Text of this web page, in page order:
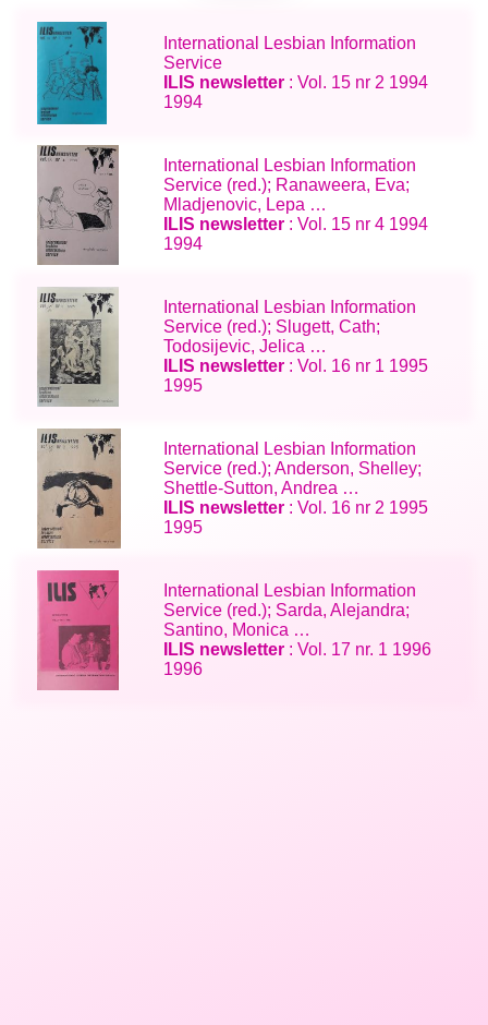
International Lesbian Information
Service
ILIS newsletter : Vol. 15 nr 2 1994
1994
International Lesbian Information
Service (red.); Ranaweera, Eva;
Mladjenovic, Lepa …
ILIS newsletter : Vol. 15 nr 4 1994
1994
International Lesbian Information
Service (red.); Slugett, Cath;
Todosijevic, Jelica …
ILIS newsletter : Vol. 16 nr 1 1995
1995
International Lesbian Information
Service (red.); Anderson, Shelley;
Shettle-Sutton, Andrea …
ILIS newsletter : Vol. 16 nr 2 1995
1995
International Lesbian Information
Service (red.); Sarda, Alejandra;
Santino, Monica …
ILIS newsletter : Vol. 17 nr. 1 1996
1996